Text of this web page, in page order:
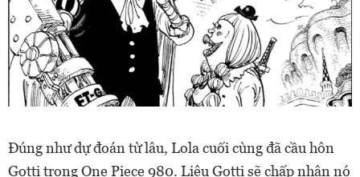
Đúng như dự đoán từ lâu, Lola cuối cùng đã cầu hôn
Gotti trong One Piece 980. Liệu Gotti sẽ chấp nhận nó